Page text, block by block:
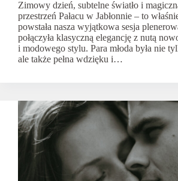
Zimowy dzień, subtelne światło i
przestrzeń Pałacu w Jabłonnie – to
powstała nasza wyjątkowa sesja
połączyła klasyczną elegancję z nutą
i modowego stylu. Para młoda była nie
ale także pełna wdzięku i…